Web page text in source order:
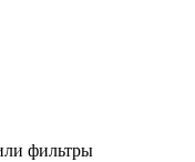
фильтры